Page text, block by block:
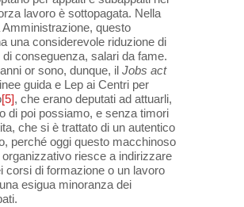
lavoro è sottopagata. Nella
Amministrazione, questo
una considerevole riduzione di
conseguenza, salari da fame.
or sono, dunque, il Jobs act
guida e Lep ai Centri per
[5], che erano deputati ad attuarli,
di poi possiamo, e senza timori
che si è trattato di un autentico
perché oggi questo macchinoso
organizzativo riesce a indirizzare
corsi di formazione o un lavoro
esigua minoranza dei